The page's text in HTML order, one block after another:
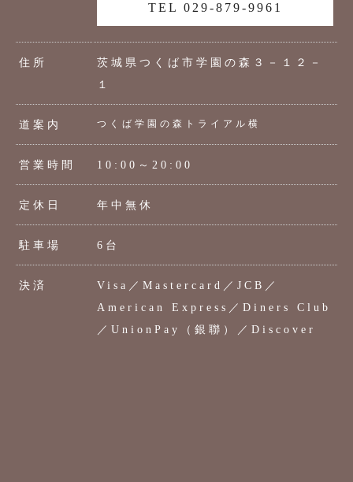
TEL 029-879-9961
住所
茨城県つくば市学園の森３－１２－
１
道案内 つくば学園の森トライアル横
営業時間 10:00～20:00
定休日 年中無休
駐車場 6台
決済
Visa／Mastercard／JCB／
American Express／Diners Club
／UnionPay（銀聯）／Discover